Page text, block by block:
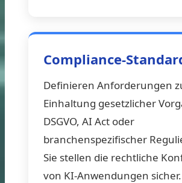
Compliance-
Definieren Anforderungen
Einhaltung gesetzlicher
DSGVO, AI Act oder
branchenspezifischer
Sie stellen die rechtliche
von KI-Anwendungen sicher.